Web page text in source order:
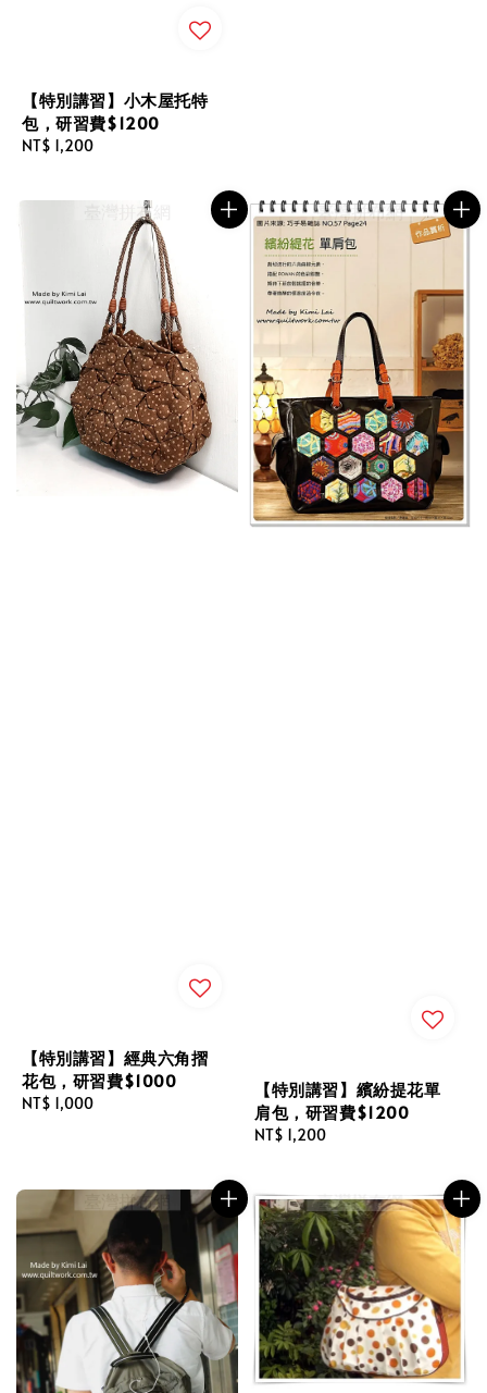
【特別講習】小木屋托特
包，研習費$1200
Regular
NT$ 1,200
【特別講習】經典六角摺
花包，研習費$1000
Regular
NT$ 1,000
【特別講習】繽紛提花單
肩包，研習費$1200
Regular
NT$ 1,200